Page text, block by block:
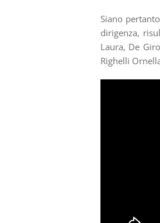
Siano
dirigenza,
Laura, De
Righelli